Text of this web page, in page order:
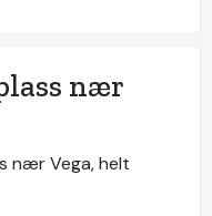
nær
nær Vega, helt